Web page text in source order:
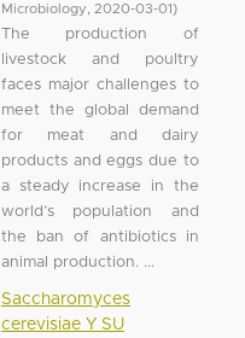
Microbiology
2020-03-01)
The production of
livestock and poultry
faces major challenges to
meet the global demand
for meat and dairy
products and eggs due to
a steady increase in the
world’s population and
the ban of antibiotics in
animal production. ...
Saccharomyces
cerevisiae Y SU